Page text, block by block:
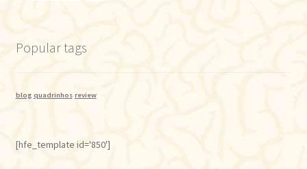
Popular tags
blog quadrinhos review
[hfe_template id='850']